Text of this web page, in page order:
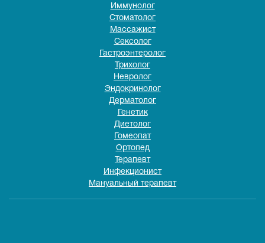
Иммунолог
Стоматолог
Массажист
Сексолог
Гастроэнтеролог
Трихолог
Невролог
Эндокринолог
Дерматолог
Генетик
Диетолог
Гомеопат
Ортопед
Терапевт
Инфекционист
Мануальный терапевт